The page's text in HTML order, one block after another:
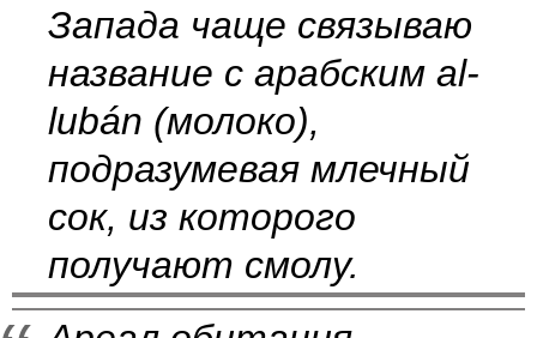
Запада чаще связываю
название с арабским al-
lubán (молоко),
подразумевая млечный
сок, из которого
получают смолу.